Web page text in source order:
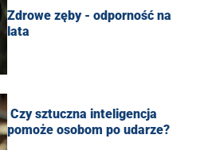
Zdrowe zęby - odporność na
lata
Czy sztuczna inteligencja
pomoże osobom po udarze?